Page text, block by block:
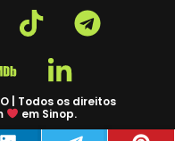
| Todos os direitos
em Sinop.